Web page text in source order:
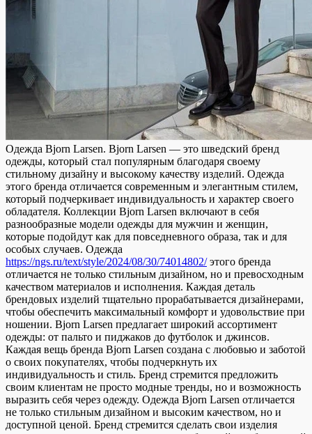
Oдeждa Bjorn Larsen. Bjorn Larsen — этo швeдский бренд
одежды, который стал популярным благодаря своему
стильному дизайну и высокому качеству изделий. Одежда
этого бренда отличается современным и элегантным стилем,
который подчеркивает индивидуальность и характер своего
обладателя. Коллекции Bjorn Larsen включают в себя
разнообразные модели одежды для мужчин и женщин,
которые подойдут как для повседневного образа, так и для
особых случаев. Одежда
https://ngs.ru/text/style/2024/08/30/74014802/этого бренда
отличается не только стильным дизайном, но и превосходным
качеством материалов и исполнения. Каждая деталь
брендовых изделий тщательно прорабатывается дизайнерами,
чтобы обеспечить максимальный комфорт и удовольствие при
ношении. Bjorn Larsen предлагает широкий ассортимент
одежды: от пальто и пиджаков до футболок и джинсов.
Каждая вещь бренда Bjorn Larsen создана с любовью и заботой
о своих покупателях, чтобы подчеркнуть их
индивидуальность и стиль. Бренд стремится предложить
своим клиентам не просто модные тренды, но и возможность
выразить себя через одежду. Одежда Bjorn Larsen отличается
не только стильным дизайном и высоким качеством, но и
доступной ценой. Бренд стремится сделать свои изделия